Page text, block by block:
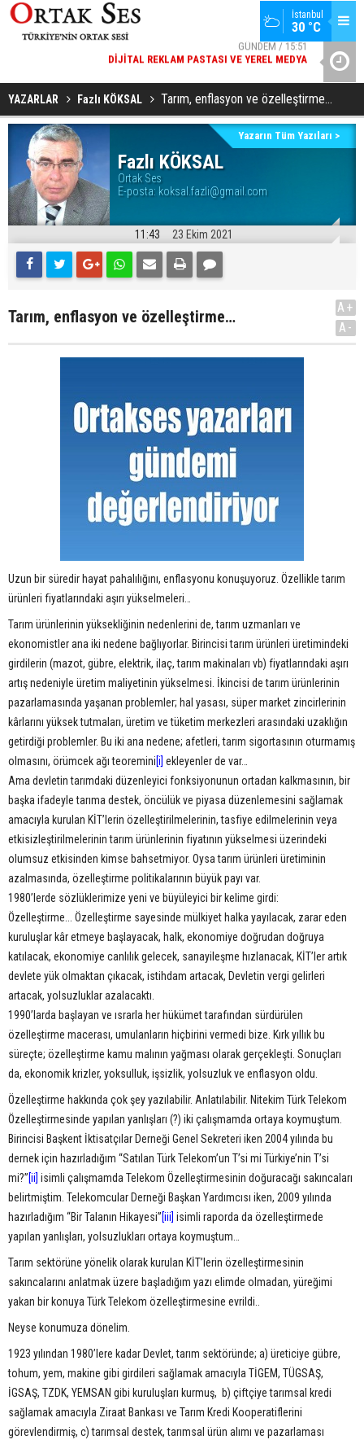
İstanbul
30 °C
GÜNDEM / 15:51
DIJITAL REKLAM PASTASI VE YEREL MEDYA
SPOR / 14:20
GENÇLERBIRLIĞI SPOR KULÜBÜNDEN AÇIKLAMA GELDI
YAZARLAR Fazlı KÖKSAL Tarım, enflasyon ve özelleştirme…
Fazlı KÖKSAL
Ortak Ses
E-posta: koksal.fazli@gmail.com
Yazarın Tüm Yazıları >
11:43 23 Ekim 2021
Tarım, enflasyon ve özelleştirme…
A+
A-
Uzun bir süredir hayat pahalılığını, enflasyonu konuşuyoruz. Özellikle tarım
ürünleri fiyatlarındaki aşırı yükselmeleri…
Tarım ürünlerinin yüksekliğinin nedenlerini de, tarım uzmanları ve
ekonomistler ana iki nedene bağlıyorlar. Birincisi tarım ürünleri üretimindeki
girdilerin (mazot, gübre, elektrik, ilaç, tarım makinaları vb) fiyatlarındaki aşırı
artış nedeniyle üretim maliyetinin yükselmesi. İkincisi de tarım ürünlerinin
pazarlamasında yaşanan problemler; hal yasası, süper market zincirlerinin
kârlarını yüksek tutmaları, üretim ve tüketim merkezleri arasındaki uzaklığın
getirdiği problemler. Bu iki ana nedene; afetleri, tarım sigortasının oturmamış
olmasını, örümcek ağı teoremini[i] ekleyenler de var…
Ama devletin tarımdaki düzenleyici fonksiyonunun ortadan kalkmasının, bir
başka ifadeyle tarıma destek, öncülük ve piyasa düzenlemesini sağlamak
amacıyla kurulan KİT’lerin özelleştirilmelerinin, tasfiye edilmelerinin veya
etkisizleştirilmelerinin tarım ürünlerinin fiyatının yükselmesi üzerindeki
olumsuz etkisinden kimse bahsetmiyor. Oysa tarım ürünleri üretiminin
azalmasında, özelleştirme politikalarının büyük payı var.
1980’lerde sözlüklerimize yeni ve büyüleyici bir kelime girdi:
Özelleştirme... Özelleştirme sayesinde mülkiyet halka yayılacak, zarar eden
kuruluşlar kâr etmeye başlayacak, halk, ekonomiye doğrudan doğruya
katılacak, ekonomiye canlılık gelecek, sanayileşme hızlanacak, KİT’ler artık
devlete yük olmaktan çıkacak, istihdam artacak, Devletin vergi gelirleri
artacak, yolsuzluklar azalacaktı.
1990’larda başlayan ve ısrarla her hükümet tarafından sürdürülen
özelleştirme macerası, umulanların hiçbirini vermedi bize. Kırk yıllık bu
süreçte; özelleştirme kamu malının yağması olarak gerçekleşti. Sonuçları
da, ekonomik krizler, yoksulluk, işsizlik, yolsuzluk ve enflasyon oldu.
Özelleştirme hakkında çok şey yazılabilir. Anlatılabilir. Nitekim Türk Telekom
Özelleştirmesinde yapılan yanlışları (?) iki çalışmamda ortaya koymuştum.
Birincisi Başkent İktisatçılar Derneği Genel Sekreteri iken 2004 yılında bu
dernek için hazırladığım “Satılan Türk Telekom’un T’si mi Türkiye’nin T’si
mi?”[ii] isimli çalışmamda Telekom Özelleştirmesinin doğuracağı sakıncaları
belirtmiştim. Telekomcular Derneği Başkan Yardımcısı iken, 2009 yılında
hazırladığım “Bir Talanın Hikayesi”[iii] isimli raporda da özelleştirmede
yapılan yanlışları, yolsuzlukları ortaya koymuştum…
Tarım sektörüne yönelik olarak kurulan KİT’lerin özelleştirmesinin
sakıncalarını anlatmak üzere başladığım yazı elimde olmadan, yüreğimi
yakan bir konuya Türk Telekom özelleştirmesine evrildi..
Neyse konumuza dönelim.
1923 yılından 1980’lere kadar Devlet, tarım sektöründe; a) üreticiye gübre,
tohum, yem, makine gibi girdileri sağlamak amacıyla TİGEM, TÜGSAŞ,
İGSAŞ, TZDK, YEMSAN gibi kuruluşları kurmuş, b) çiftçiye tarımsal kredi
sağlamak amacıyla Ziraat Bankası ve Tarım Kredi Kooperatiflerini
görevlendirmiş, c) tarımsal destek, tarımsal ürün alımı ve pazarlaması